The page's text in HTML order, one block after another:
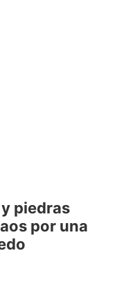
piedras
por una